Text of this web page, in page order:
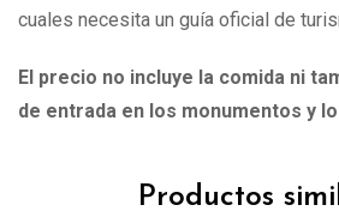
cuales necesita un guía oficial de
El precio no incluye la comida ni
de entrada en los monumentos y
Productos